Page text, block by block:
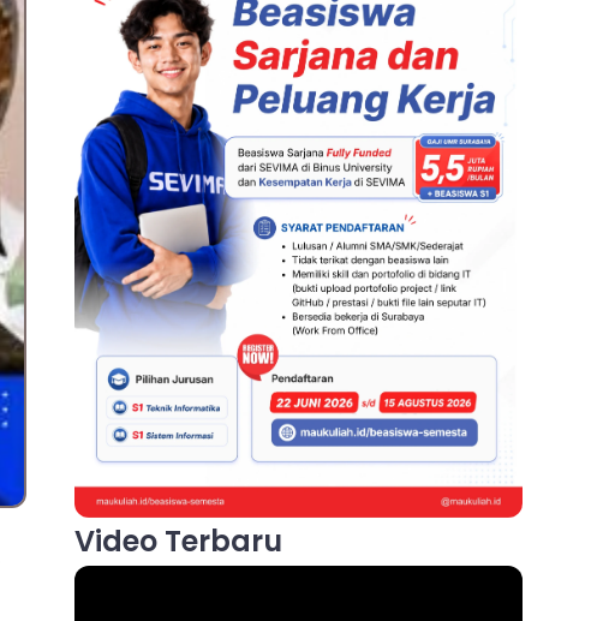
Video Terbaru